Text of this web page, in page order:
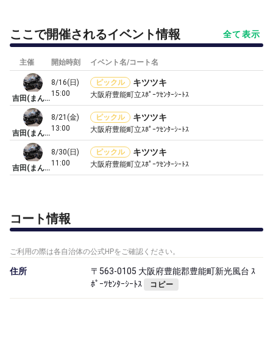
ここで開催されるイベント情報 全て表示
主催 開始時刻 イベント名/コート名
吉田(まんちゃん)
8/16(日)
15:00
ピックル キツツキ
大阪府豊能町立ｽﾎﾟｰﾂｾﾝﾀｰｼｰﾄｽ
吉田(まんちゃん)
8/21(金)
13:00
ピックル キツツキ
大阪府豊能町立ｽﾎﾟｰﾂｾﾝﾀｰｼｰﾄｽ
吉田(まんちゃん)
8/30(日)
11:00
ピックル キツツキ
大阪府豊能町立ｽﾎﾟｰﾂｾﾝﾀｰｼｰﾄｽ
コート情報
ご利用の際は各自治体の公式HPをご確認ください。
住所
〒563-0105 大阪府豊能郡豊能町新光風台 ｽ
ﾎﾟｰﾂｾﾝﾀｰｼｰﾄｽ
コピー